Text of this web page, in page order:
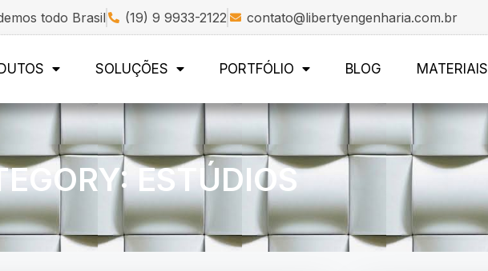
todo Brasil (19) 9 9933-2122 contato@libertyengenharia.com.br
SOLUÇÕES PORTFÓLIO BLOG MATERIAIS
ESTÚDIOS